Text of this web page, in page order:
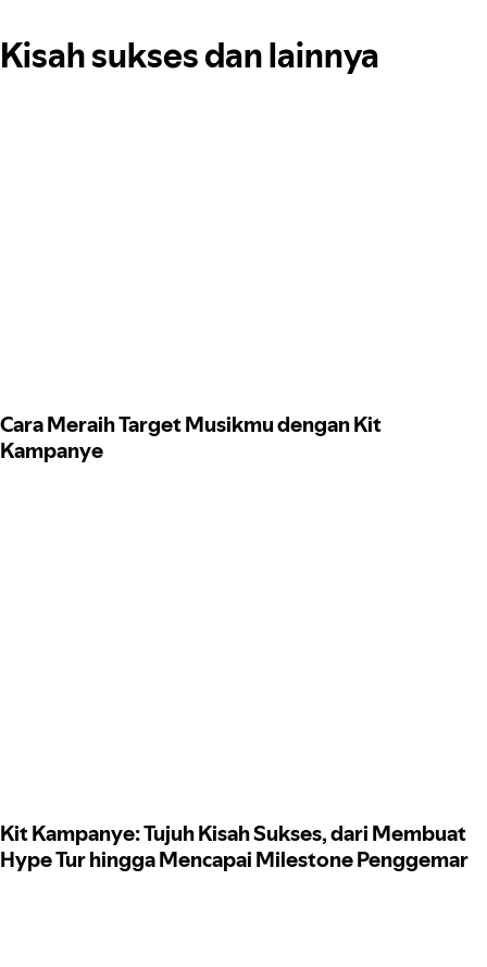
Kisah sukses dan lainnya
Cara Meraih Target Musikmu dengan Kit
Kampanye
Kit Kampanye: Tujuh Kisah Sukses, dari Membuat
Hype Tur hingga Mencapai Milestone Penggemar